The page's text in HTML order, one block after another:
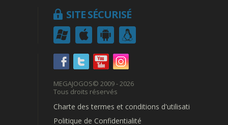
SITE SÉCURISÉ
MEGAJOGOS© 2009 - 2026
Tous droits réservés
Charte des termes et conditions d'utilisation
Politique de Confidentialité